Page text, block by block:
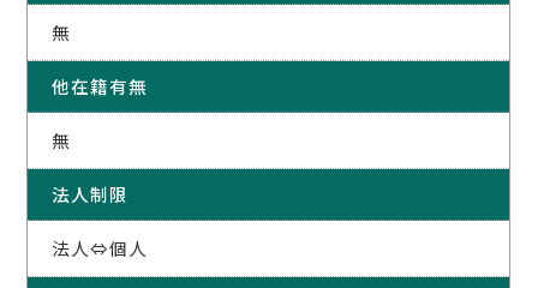
無
他在籍有無
無
法人制限
法人⇔個人